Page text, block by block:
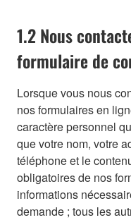
1.2 Nous
formulaire de
Lorsque vous nous
nos formulaires en
caractère personnel
que votre nom, votre
téléphone et le
obligatoires de nos
informations
demande ; tous les